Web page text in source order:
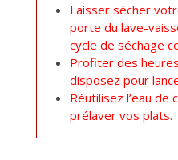
Laisser sécher
porte du lave-
cycle de séchage
Profiter des
disposez pour
Réutilisez l’eau
prélaver vos plats.